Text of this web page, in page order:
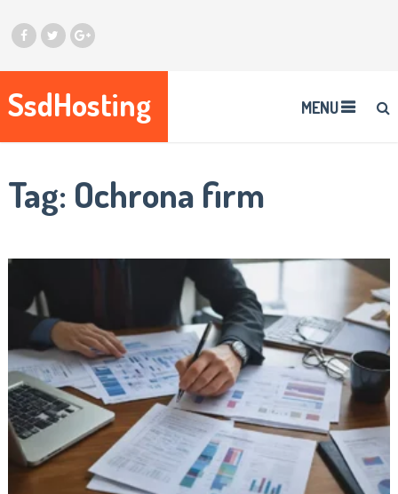
SsdHosting MENU
Tag: Ochrona firm